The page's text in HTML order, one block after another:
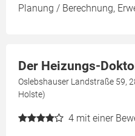
Planung / Berechnung,
Der Heizungs-
Oslebshauser Landstraße 59,
Holste)
4 mit einer